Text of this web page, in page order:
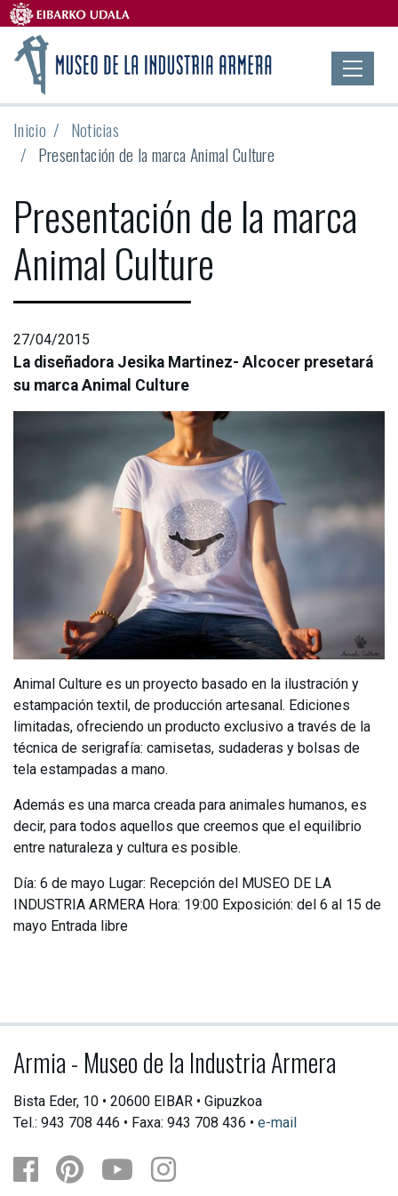
Inicio
Noticias
Presentación de la marca Animal Culture
Presentación de la marca
Animal Culture
27/04/2015
La diseñadora Jesika Martinez- Alcocer presetará
su marca Animal Culture
Animal Culture es un proyecto basado en la ilustración y
estampación textil, de producción artesanal. Ediciones
limitadas, ofreciendo un producto exclusivo a través de la
técnica de serigrafía: camisetas, sudaderas y bolsas de
tela estampadas a mano.
Además es una marca creada para animales humanos, es
decir, para todos aquellos que creemos que el equilibrio
entre naturaleza y cultura es posible.
Día: 6 de mayo Lugar: Recepción del MUSEO DE LA
INDUSTRIA ARMERA Hora: 19:00 Exposición: del 6 al 15 de
mayo Entrada libre
Armia - Museo de la Industria Armera
Bista Eder, 10 • 20600 EIBAR • Gipuzkoa
Tel.: 943 708 446 • Faxa: 943 708 436 • e-mail